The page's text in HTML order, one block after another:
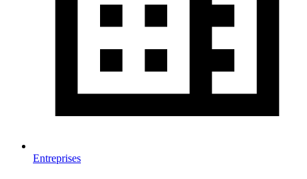
Entreprises